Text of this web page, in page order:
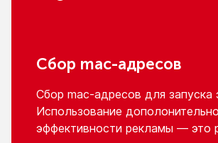
Сбор mac-адресов
Сбор mac-адресов для запуска
Использование
эффективности рекламы — это